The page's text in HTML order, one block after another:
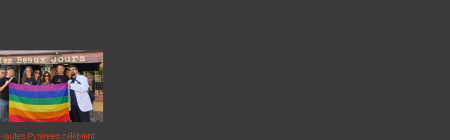
Pyrénées célèbrent